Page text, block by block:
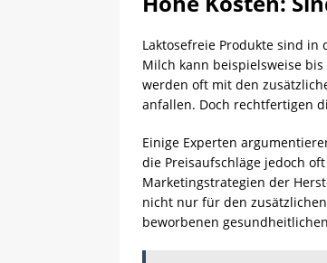
Laktosefreie Produkte sind
Milch kann beispielsweise
werden oft mit den
anfallen. Doch rechtfertigen
Einige Experten
die Preisaufschläge jedoch
Marketingstrategien der
nicht nur für den
beworbenen